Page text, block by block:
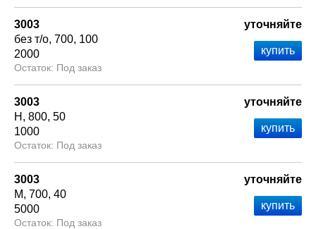
3003
без т/о 700 100
2000
Под заказ
уточняйте
3003
Н
800 50
1000
Под заказ
уточняйте
3003
М 700 40
5000
Под заказ
уточняйте